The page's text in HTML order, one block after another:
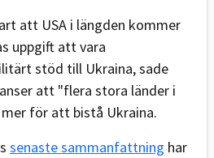
att USA i längden kommer
uppgift att vara
stöd till Ukraina, sade
att "flera stora länder i
för att bistå Ukraina.
senaste sammanfattning har